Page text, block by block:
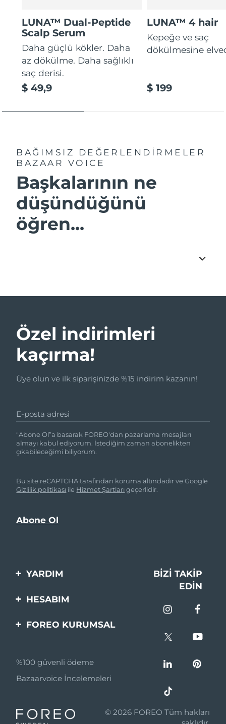
LUNA™ Dual-Peptide
Scalp Serum
Daha güçlü kökler. Daha
az dökülme. Daha sağlıklı
saç derisi.
$ 49,9
LUNA™ 4 hair
Kepeğe ve saç
dökülmesine
$ 199
BAĞIMSIZ DEĞERLENDİRMELER
BAZAAR VOICE
Başkalarının ne
düşündüğünü
öğren...
Özel indirimleri
kaçırma!
Üye olun ve ilk siparişinizde %15 indirim kazanın!
E-posta adresi
“Abone Ol”a basarak FOREO'dan pazarlama mesajları
almayı kabul ediyorum. İstediğim zaman abonelikten
çıkabileceğimi biliyorum.
Bu site reCAPTCHA tarafından koruma altındadır ve Google
Gizlilik politikası ile Hizmet Şartlarıgeçerlidir.
YARDIM
Bi̇zi̇mle İleti̇şi̇me Geçi̇n
BIZI TAKIP
EDIN
HESABIM
Ürün Kaydı
FOREO KURUMSAL
Ortaklik Programi
Ortaklık haberleri
%100 güvenli ödeme
Bazaarvoice İncelemeleri
© 2026 FOREO Tüm hakları